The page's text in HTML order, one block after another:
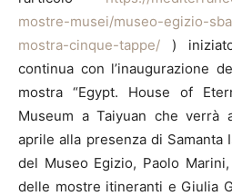
mostre-musei/museo-egizio-
mostra-cinque-tappe/ )
continua con l’inaugurazione
mostra “Egypt. House of
Museum a Taiyuan che verrà
aprile alla presenza di Samanta
del Museo Egizio, Paolo
delle mostre itineranti e Giulia